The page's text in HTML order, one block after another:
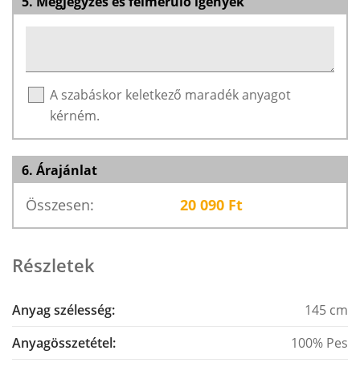
A szabáskor keletkező maradék anyagot
kérném.
6. Árajánlat
Összesen: 20 090 Ft
Részletek
Anyag szélesség:
145 cm
Anyagösszetétel:
100% Pes